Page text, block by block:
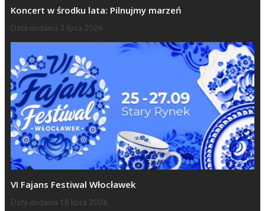
Koncert w środku lata: Pilnujmy marzeń
Data dodania 3 lipca 2026
VI Fajans Festiwal Włocławek
Data dodania 18 lipca 2026